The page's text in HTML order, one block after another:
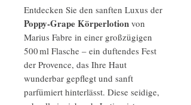
Entdecken Sie den sanften Luxus der
Poppy-Grape Körperlotion von
Marius Fabre in einer großzügigen
500 ml Flasche – ein duftendes Fest
der Provence, das Ihre Haut
wunderbar gepflegt und sanft
parfümiert hinterlässt. Diese seidige,